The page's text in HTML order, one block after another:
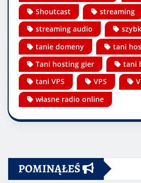
Shoutcast
streaming
streaming audio
tanie domeny
tani
Tani hosting gier
tani
tani VPS
VPS
własne radio online
POMINĄŁEŚ